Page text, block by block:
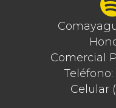
Comercial
Teléfono:
Celular